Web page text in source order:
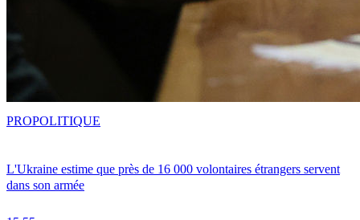
L'Ukraine estime que près de 16 000 volontaires étrangers servent
dans son armée
PROPOLITIQUE